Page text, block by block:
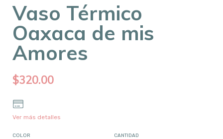
Vaso Térmico
Oaxaca de mis
Amores
$320.00
Ver más detalles
COLOR CANTIDAD